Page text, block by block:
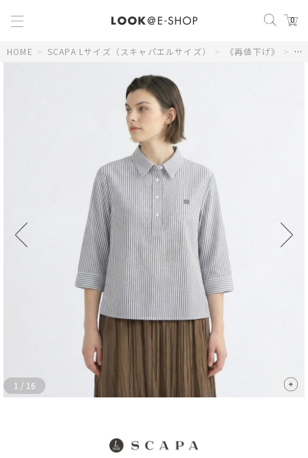
0
HOME > SCAPA Lサイズ（スキャパエルサイズ） > 《再値下げ》 > 【
1 / 16